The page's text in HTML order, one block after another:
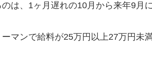
は、1ヶ月遅れの10月から来年9月に
マンで給料が25万円以上27万円未